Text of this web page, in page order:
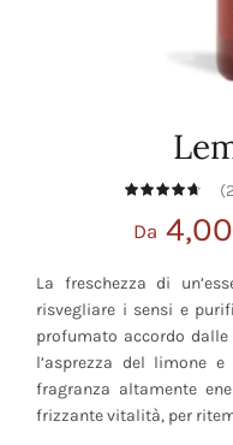
(
Da 4,00
La freschezza di
risvegliare i sensi e
profumato accordo
l’asprezza del limone
fragranza altamente
frizzante vitalità, per